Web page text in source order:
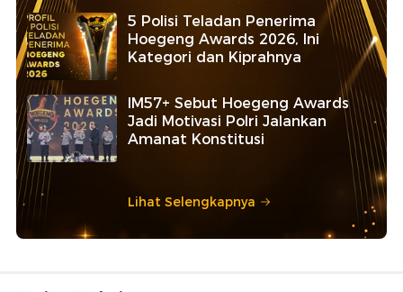
5 Polisi Teladan Penerima
Hoegeng Awards 2026, Ini
Kategori dan Kiprahnya
IM57+ Sebut Hoegeng Awards
Jadi Motivasi Polri Jalankan
Amanat Konstitusi
Lihat Selengkapnya